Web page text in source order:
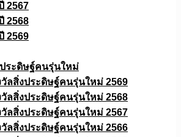
2567
2568
2569
ระดิษฐ์คนรุ่นใหม่
วัลสิ่งประดิษฐ์คนรุ่นใหม่ 2569
วัลสิ่งประดิษฐ์คนรุ่นใหม่ 2568
วัลสิ่งประดิษฐ์คนรุ่นใหม่ 2567
วัลสิ่งประดิษฐ์คนรุ่นใหม่ 2566